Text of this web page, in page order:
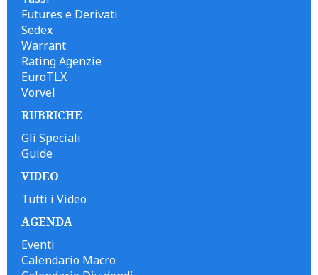
Futures e Derivati
Sedex
Warrant
Rating Agenzie
EuroTLX
Vorvel
RUBRICHE
Gli Speciali
Guide
VIDEO
Tutti i Video
AGENDA
Eventi
Calendario Macro